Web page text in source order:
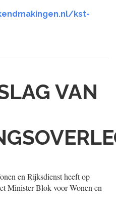
kst-
VAN
en Rijksdienst heeft op
Minister Blok voor Wonen en